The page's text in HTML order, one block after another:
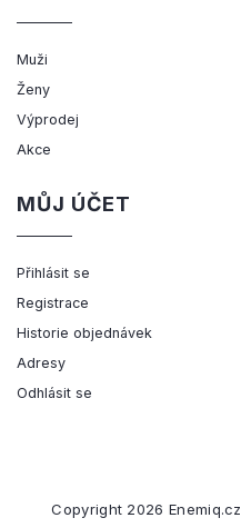
Muži
Ženy
Výprodej
Akce
MŮJ ÚČET
Přihlásit se
Registrace
Historie objednávek
Adresy
Odhlásit se
Copyright 2026 Enemiq.cz